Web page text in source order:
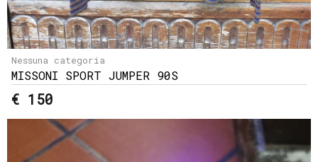
Nessuna categoria
MISSONI SPORT JUMPER 90S
€ 150